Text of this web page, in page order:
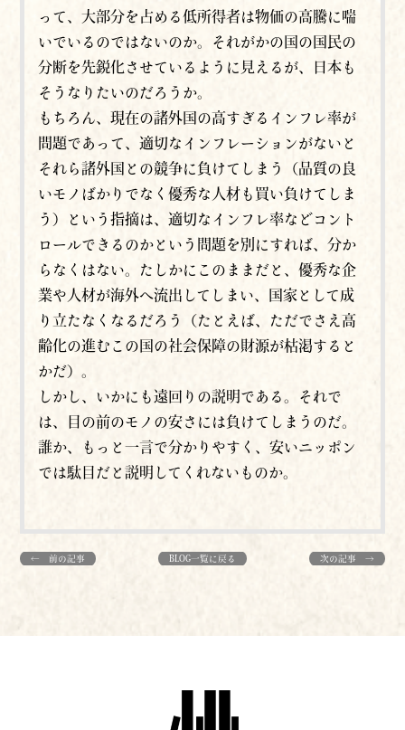
って、大部分を占める低所得者は物価の高騰に喘
いでいるのではないのか。それがかの国の国民の
分断を先鋭化させているように見えるが、日本も
そうなりたいのだろうか。
もちろん、現在の諸外国の高すぎるインフレ率が
問題であって、適切なインフレーションがないと
それら諸外国との競争に負けてしまう（品質の良
いモノばかりでなく優秀な人材も買い負けてしま
う）という指摘は、適切なインフレ率などコント
ロールできるのかという問題を別にすれば、分か
らなくはない。たしかにこのままだと、優秀な企
業や人材が海外へ流出してしまい、国家として成
り立たなくなるだろう（たとえば、ただでさえ高
齢化の進むこの国の社会保障の財源が枯渇すると
かだ）。
しかし、いかにも遠回りの説明である。それで
は、目の前のモノの安さには負けてしまうのだ。
誰か、もっと一言で分かりやすく、安いニッポン
では駄目だと説明してくれないものか。
← 前の記事 BLOG一覧に戻る 次の記事 →